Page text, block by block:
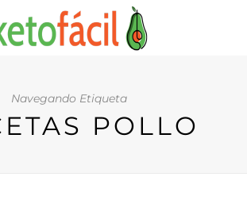
Navegando Etiqueta
POLLO